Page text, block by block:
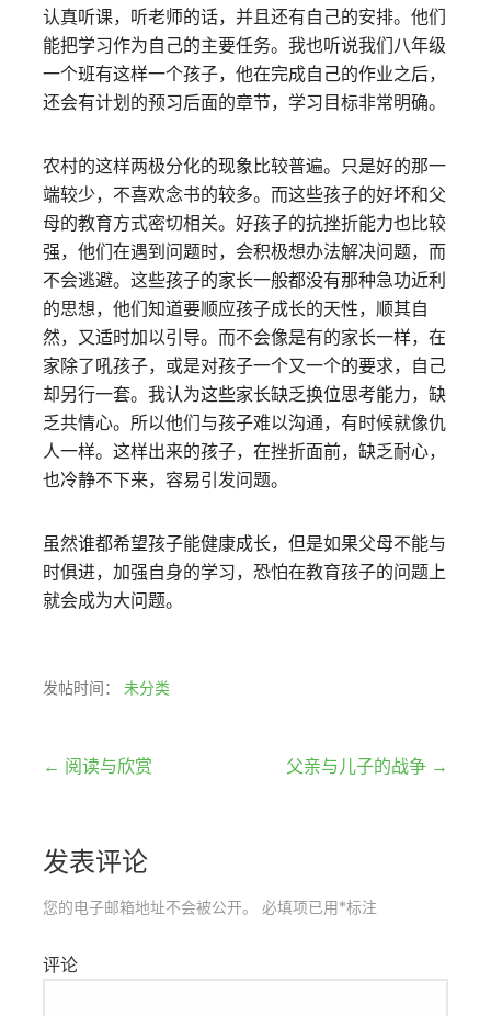
认真听课，听老师的话，并且还有自己的安排。他们
能把学习作为自己的主要任务。我也听说我们八年级
一个班有这样一个孩子，他在完成自己的作业之后，
还会有计划的预习后面的章节，学习目标非常明确。
农村的这样两极分化的现象比较普遍。只是好的那一
端较少，不喜欢念书的较多。而这些孩子的好坏和父
母的教育方式密切相关。好孩子的抗挫折能力也比较
强，他们在遇到问题时，会积极想办法解决问题，而
不会逃避。这些孩子的家长一般都没有那种急功近利
的思想，他们知道要顺应孩子成长的天性，顺其自
然，又适时加以引导。而不会像是有的家长一样，在
家除了吼孩子，或是对孩子一个又一个的要求，自己
却另行一套。我认为这些家长缺乏换位思考能力，缺
乏共情心。所以他们与孩子难以沟通，有时候就像仇
人一样。这样出来的孩子，在挫折面前，缺乏耐心，
也冷静不下来，容易引发问题。
虽然谁都希望孩子能健康成长，但是如果父母不能与
时俱进，加强自身的学习，恐怕在教育孩子的问题上
就会成为大问题。
发帖时间： 未分类
文
导
航
← 阅读与欣赏 父亲与儿子的战争 →
发表评论
您的电子邮箱地址不会被公开。 必填项已用*标注
评论